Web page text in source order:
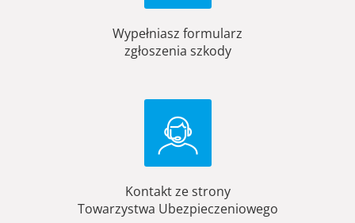
Wypełniasz formularz
zgłoszenia szkody
Kontakt ze strony
Towarzystwa Ubezpieczeniowego